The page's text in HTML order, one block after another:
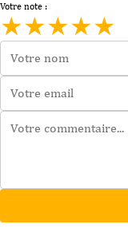
Votre note :
★★★★★